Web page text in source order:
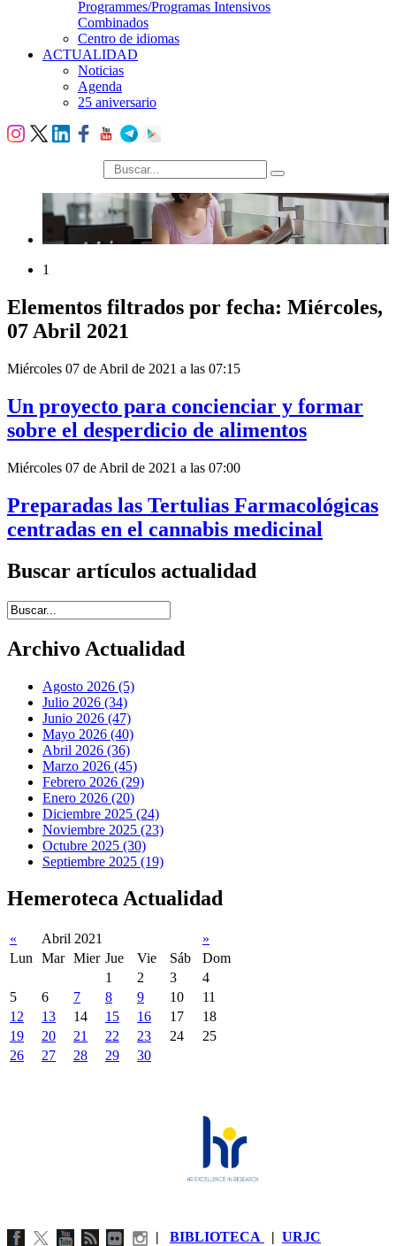
Programmes/Programas Intensivos
Combinados
Centro de idiomas
ACTUALIDAD
Noticias
Agenda
25 aniversario
búsqueda
1
Elementos filtrados por fecha: Miércoles,
07 Abril 2021
Miércoles 07 de Abril de 2021 a las 07:15
Un proyecto para concienciar y formar
sobre el desperdicio de alimentos
Miércoles 07 de Abril de 2021 a las 07:00
Preparadas las Tertulias Farmacológicas
centradas en el cannabis medicinal
Buscar artículos actualidad
Introduce términos de búsqueda
Archivo Actualidad
Agosto 2026 (5)
Julio 2026 (34)
Junio 2026 (47)
Mayo 2026 (40)
Abril 2026 (36)
Marzo 2026 (45)
Febrero 2026 (29)
Enero 2026 (20)
Diciembre 2025 (24)
Noviembre 2025 (23)
Octubre 2025 (30)
Septiembre 2025 (19)
Hemeroteca Actualidad
« Abril 2021
»
Lun
Mar Mier Jue Vie Sáb
Dom
1
2 3
4
5
6 7 8 9 10
11
12
13 14 15 16 17
18
19
20 21 22 23 24
25
26
27 28 29 30
| BIBLIOTECA | URJC